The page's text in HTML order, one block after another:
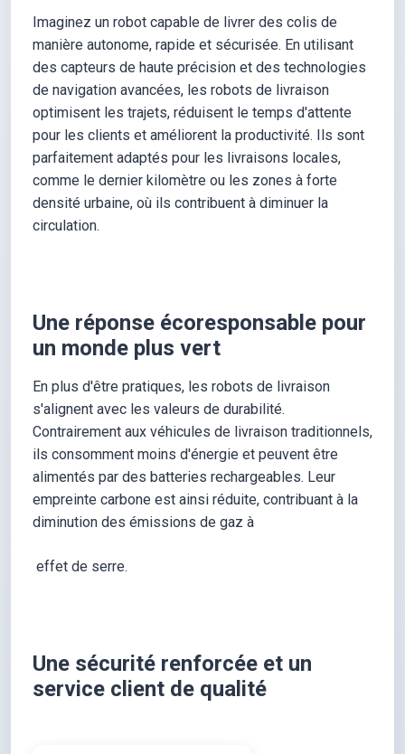
Imaginez un robot capable de livrer des colis de
manière autonome, rapide et sécurisée. En utilisant
des capteurs de haute précision et des technologies
de navigation avancées, les robots de livraison
optimisent les trajets, réduisent le temps d'attente
pour les clients et améliorent la productivité. Ils sont
parfaitement adaptés pour les livraisons locales,
comme le dernier kilomètre ou les zones à forte
densité urbaine, où ils contribuent à diminuer la
circulation.
Une réponse écoresponsable pour
un monde plus vert
En plus d'être pratiques, les robots de livraison
s'alignent avec les valeurs de durabilité.
Contrairement aux véhicules de livraison traditionnels,
ils consomment moins d'énergie et peuvent être
alimentés par des batteries rechargeables. Leur
empreinte carbone est ainsi réduite, contribuant à la
diminution des émissions de gaz à
effet de serre.
Une sécurité renforcée et un
service client de qualité